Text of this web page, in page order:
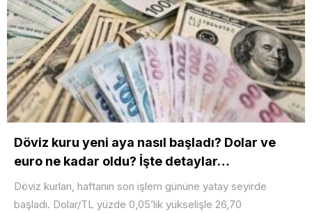
Döviz kuru yeni aya nasıl başladı? Dolar ve
euro ne kadar oldu? İşte detaylar…
Döviz kurları, haftanın son işlem gününe yatay seyirde
başladı. Dolar/TL yüzde 0,05’lik yükselişle 26,70